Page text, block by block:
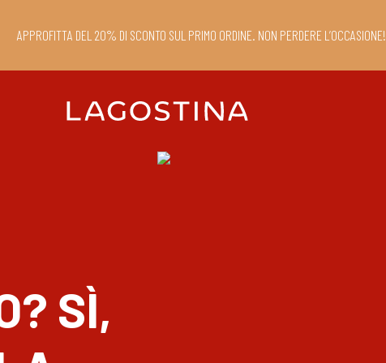
APPROFITTA DEL 20% DI SCONTO SUL PRIMO ORDINE. NON PERDERE L’OCCASIONE!
SÌ,